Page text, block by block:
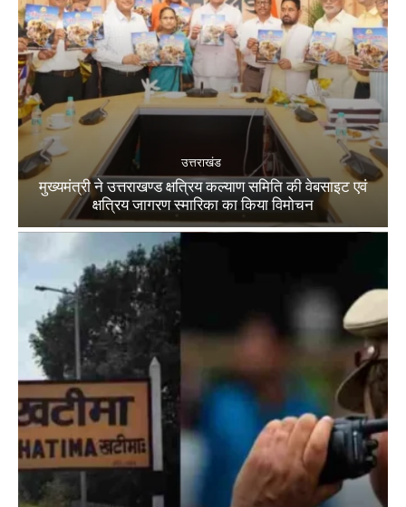
उत्तराखंड
मुख्यमंत्री ने उत्तराखण्ड क्षत्रिय कल्याण समिति की वेबसाइट एवं
क्षत्रिय जागरण स्मारिका का किया विमोचन